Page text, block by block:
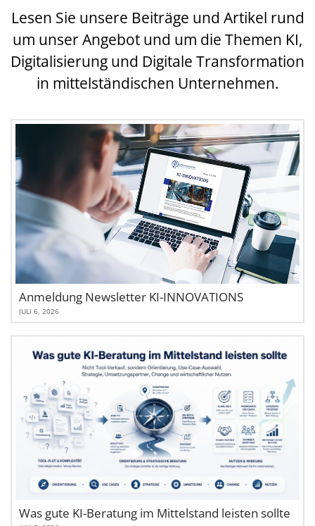
Lesen Sie unsere Beiträge und Artikel rund
um unser Angebot und um die Themen KI,
Digitalisierung und Digitale Transformation
in mittelständischen Unternehmen.
Anmeldung Newsletter KI-INNOVATIONS
JULI 6, 2026
Was gute KI-Beratung im Mittelstand leisten sollte